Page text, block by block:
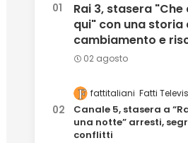
Rai 3, stasera
qui" con una storia
cambiamento e
02 agosto
fattitaliani Fatti
Canale 5, stasera a
una notte” arresti,
conflitti